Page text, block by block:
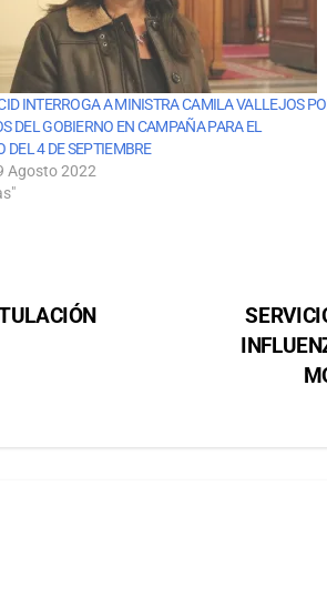
INTERROGA A MINISTRA CAMILA VALLEJOS
DEL GOBIERNO EN CAMPAÑA PARA EL
DEL 4 DE SEPTIEMBRE
Agosto 2022